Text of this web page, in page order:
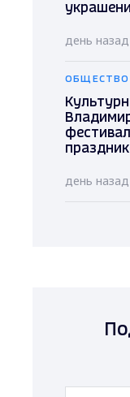
день назад
ОБЩЕСТВО
день назад